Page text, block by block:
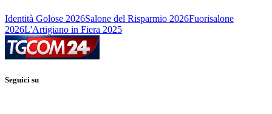
Identità Golose 2026Salone del Risparmio 2026Fuorisalone
2026L'Artigiano in Fiera 2025
Seguici su